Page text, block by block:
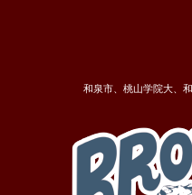
和泉市、桃山学院大、